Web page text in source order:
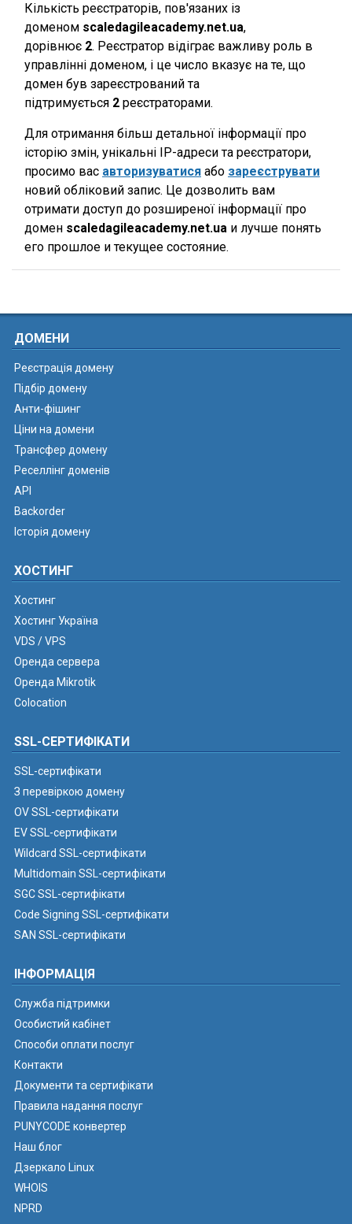
Кількість реєстраторів, пов'язаних із
доменом scaledagileacademy.net.ua,
дорівнює 2. Реєстратор відіграє важливу роль в
управлінні доменом, і це число вказує на те, що
домен був зареєстрований та
підтримується 2 реєстраторами.
Для отримання більш детальної інформації про
історію змін, унікальні IP-адреси та реєстратори,
просимо вас авторизуватися або зареєструвати
новий обліковий запис. Це дозволить вам
отримати доступ до розширеної інформації про
домен scaledagileacademy.net.ua и лучше понять
его прошлое и текущее состояние.
ДОМЕНИ
Реєстрація домену
Підбір домену
Анти-фішинг
Ціни на домени
Трансфер домену
Реселлінг доменів
API
Backorder
Історія домену
ХОСТИНГ
Хостинг
Хостинг Україна
VDS / VPS
Оренда сервера
Оренда Mikrotik
Colocation
SSL-СЕРТИФІКАТИ
SSL-сертифікати
З перевіркою домену
OV SSL-сертифікати
EV SSL-сертифікати
Wildcard SSL-сертифікати
Multidomain SSL-сертифікати
SGC SSL-сертифікати
Code Signing SSL-сертифікати
SAN SSL-сертифікати
ІНФОРМАЦІЯ
Служба підтримки
Особистий кабінет
Способи оплати послуг
Контакти
Документи та сертифікати
Правила надання послуг
PUNYCODE конвертер
Наш блог
Дзеркало Linux
WHOIS
NPRD